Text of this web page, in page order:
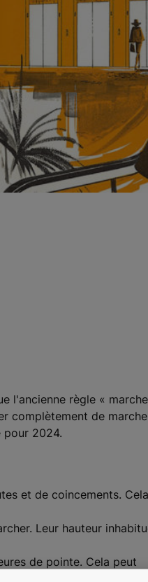
l'ancienne règle «
complètement de
pour 2024.
et de coincements.
Leur hauteur
de pointe. Cela peut